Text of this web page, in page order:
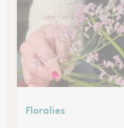
Floralies